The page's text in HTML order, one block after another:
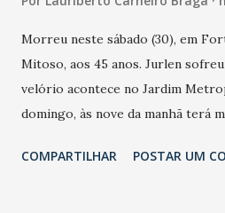
Morreu neste sábado (30), em
Mitoso, aos 45 anos. Jurlen
velório acontece no Jardim
domingo, às nove da manhã terá
Cidade AM e Ceará Rádio Clube;
COMPARTILHAR POSTAR UM